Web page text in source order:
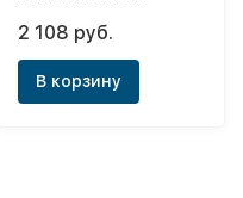
универсальный
Ø60/100
2 108 руб.
В корзину